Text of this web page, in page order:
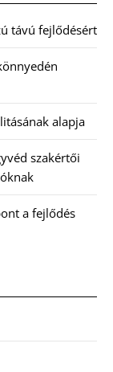
távú fejlődésért
alapja
szakértői
a fejlődés